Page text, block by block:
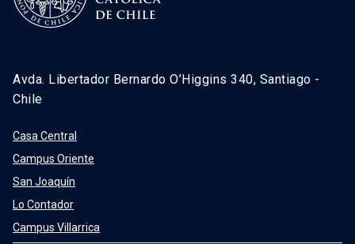
Avda. Libertador Bernardo O’Higgins 340, Santiago -
Chile
Casa Central
Campus Oriente
San Joaquín
Lo Contador
Campus Villarrica